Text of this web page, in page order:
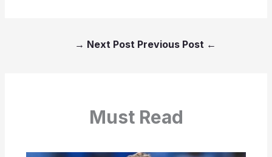
←
Next Post
→
Must Read